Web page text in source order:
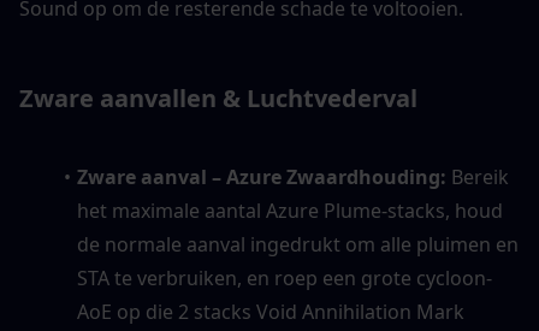
Sound op om de resterende schade te voltooien.
Zware aanvallen & Luchtvederval
Zware aanval – Azure Zwaardhouding: Bereik
het maximale aantal Azure Plume-stacks, houd
de normale aanval ingedrukt om alle pluimen en
STA te verbruiken, en roep een grote cycloon-
AoE op die 2 stacks Void Annihilation Mark